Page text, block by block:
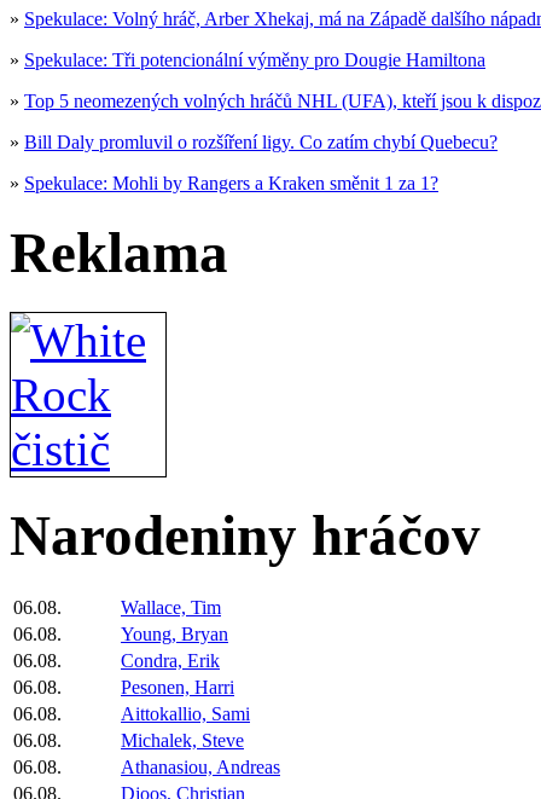
» Spekulace: Volný hráč, Arber Xhekaj, má na Západě dalšího
» Spekulace: Tři potencionální výměny pro Dougie Hamiltona
» Top 5 neomezených volných hráčů NHL (UFA), kteří jsou k
» Bill Daly promluvil o rozšíření ligy. Co zatím chybí Quebecu?
» Spekulace: Mohli by Rangers a Kraken směnit 1 za 1?
Reklama
Narodeniny hráčov
06.08.
Wallace, Tim
06.08.
Young, Bryan
06.08.
Condra, Erik
06.08.
Pesonen, Harri
06.08.
Aittokallio, Sami
06.08.
Michalek, Steve
06.08.
Athanasiou, Andreas
06.08.
Djoos, Christian